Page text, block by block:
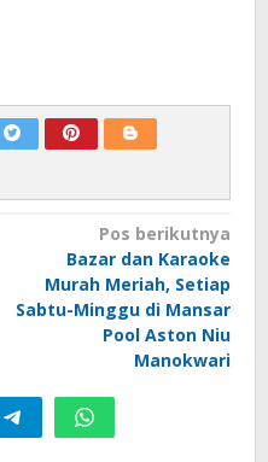
Pos berikutnya
Bazar dan Karaoke
Murah Meriah, Setiap
Sabtu-Minggu di Mansar
Pool Aston Niu
Manokwari